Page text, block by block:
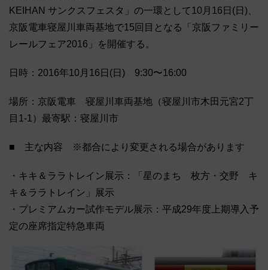
KEIHAN サンクスフェスタ」の一環として10月16日(日)、
京阪電車寝屋川車両基地で15回目となる「京阪ファミリー
レールフェア2016」を開催する。
日時：2016年10月16日(日) 9:30〜16:00
場所：京阪電車 寝屋川車両基地（寝屋川市木田元宮2丁
目1-1）最寄駅：寝屋川市
■ 主な内容 ※都合により変更される場合があります
・キキ＆ララトレイン展示：「星のまち 枚方・交野 キ
キ＆ララトレイン」展示
・プレミアムカー試作モデル展示：平成29年度上期導入予
定の座席指定特急車両